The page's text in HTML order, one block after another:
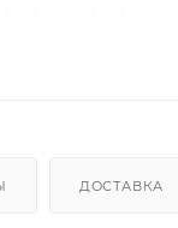
ДОСТАВКА